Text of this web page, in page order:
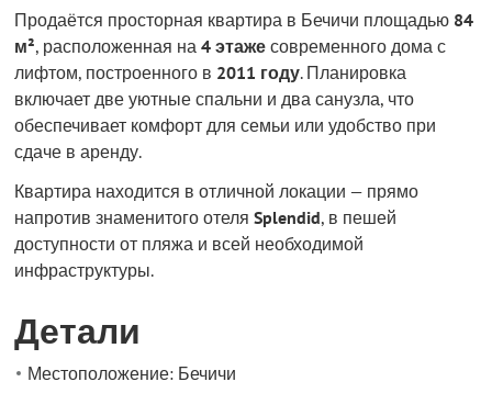
Продаётся просторная квартира в Бечичи площадью 84
м², расположенная на 4 этаже современного дома с
лифтом, построенного в 2011 году. Планировка
включает две уютные спальни и два санузла, что
обеспечивает комфорт для семьи или удобство при
сдаче в аренду.
Квартира находится в отличной локации — прямо
напротив знаменитого отеля Splendid, в пешей
доступности от пляжа и всей необходимой
инфраструктуры.
Детали
Местоположение: Бечичи